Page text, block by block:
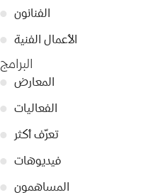
● الفنانون
● الأعمال الفنية
البرامج
● المعارض
● الفعاليات
●
تعرّف أكثر
● فيديوهات
● المساهمون